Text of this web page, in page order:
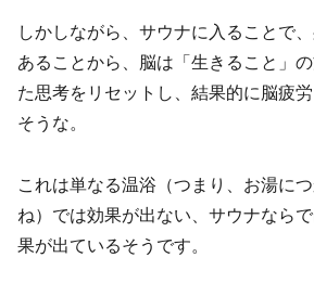
しかしながら、サウナに入ることで
あることから、脳は「生きること」
た思考をリセットし、結果的に脳疲
そうな。
これは単なる温浴（つまり、お湯に
ね）では効果が出ない、サウナなら
果が出ているそうです。